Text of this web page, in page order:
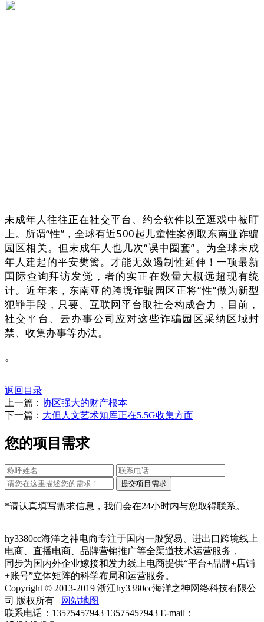
未成年人往往正在社交平台、约会软件以至逛戏中被盯
上。所谓“性”，全球有近500起儿童性案例取东南亚诈骗
园区相关。但未成年人也几次“误中圈套”。为全球未成
年人建起的平安樊篱。才能无效遏制性延伸！一项最新
国际查询拜访发觉，者的实正在数量大概远超现有统
计。近年来，东南亚的跨境诈骗园区正将“性”做为新型
犯罪手段，只要、互联网平台取社会构成合力，目前，
社交平台、云办事公司应对这些诈骗园区采纳区域封
禁、收集办事等办法。
。
返回目录
上一篇： 协区强大的财产根本
下一篇： 大但人文艺术知库正在5.5G收集方面
您的项目需求
*请认真填写需求信息，我们会在24小时内与您取得联系。
hy3380cc海洋之神电商专注于国内一般贸易、进出口跨境线上
电商、直播电商、品牌营销推广等全渠道技术运营服务，
同步为国内外企业嫁接和发力线上电商提供“平台+品牌+店铺
+账号”立体矩阵的科学布局和运营服务。
Copyright © 2013-2019 浙江hy3380cc海洋之神网络科技有限公
司 版权所有
网站地图
联系电话：13575457943 13575457943 E-mail：